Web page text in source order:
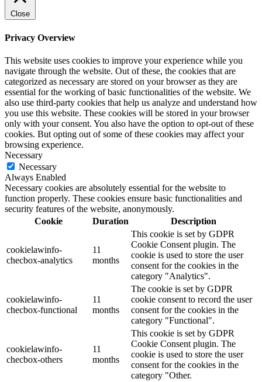
Close
Privacy Overview
This website uses cookies to improve your experience while you
navigate through the website. Out of these, the cookies that are
categorized as necessary are stored on your browser as they are
essential for the working of basic functionalities of the website. We
also use third-party cookies that help us analyze and understand how
you use this website. These cookies will be stored in your browser
only with your consent. You also have the option to opt-out of these
cookies. But opting out of some of these cookies may affect your
browsing experience.
Necessary
Necessary
Always Enabled
Necessary cookies are absolutely essential for the website to
function properly. These cookies ensure basic functionalities and
security features of the website, anonymously.
Cookie
Duration Description
cookielawinfo-
checbox-analytics
11
months
This cookie is set by GDPR
Cookie Consent plugin. The
cookie is used to store the user
consent for the cookies in the
category "Analytics".
cookielawinfo-
checbox-functional
11
months
The cookie is set by GDPR
cookie consent to record the user
consent for the cookies in the
category "Functional".
cookielawinfo-
checbox-others
11
months
This cookie is set by GDPR
Cookie Consent plugin. The
cookie is used to store the user
consent for the cookies in the
category "Other.